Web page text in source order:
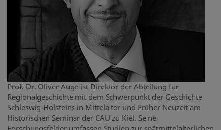
Prof. Dr. Oliver Auge ist Direktor der Abteilung für
Regionalgeschichte mit dem Schwerpunkt der Geschichte
Schleswig-Holsteins in Mittelalter und Früher Neuzeit am
Historischen Seminar der CAU zu Kiel. Seine